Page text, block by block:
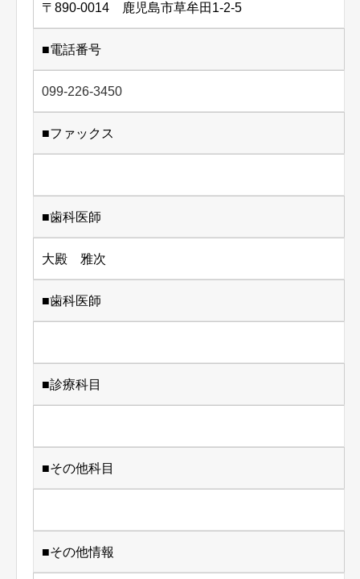
〒890-0014 鹿児島市草牟田1-2-5
■電話番号
099-226-3450
■ファックス
■歯科医師
大殿 雅次
■歯科医師
■診療科目
■その他科目
■その他情報